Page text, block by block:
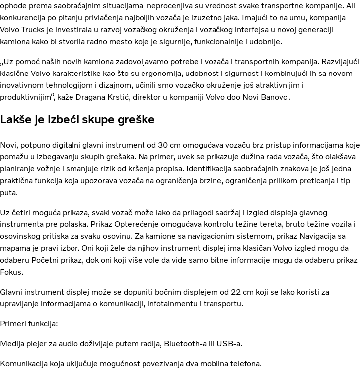
ophode prema saobraćajnim situacijama, neprocenjiva su vrednost svake transportne kompanije. Ali
konkurencija po pitanju privlačenja najboljih vozača je izuzetno jaka. Imajući to na umu, kompanija
Volvo Trucks je investirala u razvoj vozačkog okruženja i vozačkog interfejsa u novoj generaciji
kamiona kako bi stvorila radno mesto koje je sigurnije, funkcionalnije i udobnije.
„Uz pomoć naših novih kamiona zadovoljavamo potrebe i vozača i transportnih kompanija. Razvijajući
klasične Volvo karakteristike kao što su ergonomija, udobnost i sigurnost i kombinujući ih sa novom
inovativnom tehnologijom i dizajnom, učinili smo vozačko okruženje još atraktivnijim i
produktivnijim“, kaže Dragana Krstić, direktor u kompaniji Volvo doo Novi Banovci.
Lakše je izbeći skupe greške
Novi, potpuno digitalni glavni instrument od 30 cm omogućava vozaču brz pristup informacijama koje
pomažu u izbegavanju skupih grešaka. Na primer, uvek se prikazuje dužina rada vozača, što olakšava
planiranje vožnje i smanjuje rizik od kršenja propisa. Identifikacija saobraćajnih znakova je još jedna
praktična funkcija koja upozorava vozača na ograničenja brzine, ograničenja prilikom preticanja i tip
puta.
Uz četiri moguća prikaza, svaki vozač može lako da prilagodi sadržaj i izgled displeja glavnog
instrumenta pre polaska. Prikaz Opterećenje omogućava kontrolu težine tereta, bruto težine vozila i
osovinskog pritiska za svaku osovinu. Za kamione sa navigacionim sistemom, prikaz Navigacija sa
mapama je pravi izbor. Oni koji žele da njihov instrument displej ima klasičan Volvo izgled mogu da
odaberu Početni prikaz, dok oni koji više vole da vide samo bitne informacije mogu da odaberu prikaz
Fokus.
Glavni instrument displej može se dopuniti bočnim displejem od 22 cm koji se lako koristi za
upravljanje informacijama o komunikaciji, infotainmentu i transportu.
Primeri funkcija:
Medija plejer za audio doživljaje putem radija, Bluetooth-a ili USB-a.
Komunikacija koja uključuje mogućnost povezivanja dva mobilna telefona.